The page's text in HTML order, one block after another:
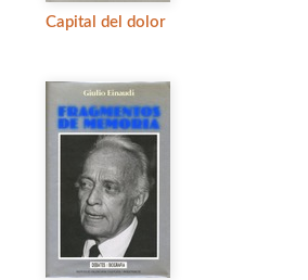
Capital del dolor